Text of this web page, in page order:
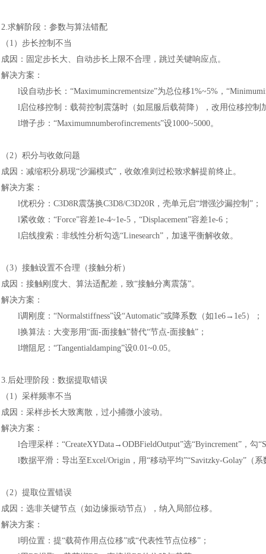
2.求解阶段：参数与算法错配
（ 1）步长控制不当
成因：固定步长大、自动步长上限不合理，跳过关键响应点。
解决方案：
l设自动步长： “Maximumincrementsize”为总位移1%~5%，
l启位移控制：载荷控制震荡时（如屈服后载荷降），改用位移控制
l增子步： “Maximumnumberofincrements”设1000~5000。
（2）积分与收敛问题
成因：减缩积分易现“沙漏模式”，收敛准则过松致求解提前终止。
解决方案：
l优积分： C3D8R震荡换C3D8/C3D20R，壳单元启“增强沙漏控制”；
l紧收敛： “Force”容差1e-4~1e-5，“Displacement”容差1e-6；
l启线搜索：非线性分析勾选“Linesearch”，加速平衡解收敛。
（3）接触设置不合理（接触分析）
成因：接触刚度大、算法适配差，致“接触分离震荡”。
解决方案：
l调刚度： “Normalstiffness”设“Automatic”或降系数（如1e6→1e5）；
l换算法：大变形用“面-面接触”替代“节点-面接触”；
l增阻尼： “Tangentialdamping”设0.01~0.05。
3.后处理阶段：数据提取错误
（ 1）采样频率不当
成因：采样步长大致离散，过小捕微小波动。
解决方案：
l合理采样： “CreateXYData→ODBFieldOutput”选“Byincrement”，勾
l数据平滑：导出至Excel/Origin，用“移动平均”“Savitzky-Golay”（系
（2）提取位置错误
成因：选非关键节点（如边缘振动节点），纳入局部位移。
解决方案：
l明位置：提“载荷作用点位移”或“代表性节点位移”；
汽车交通